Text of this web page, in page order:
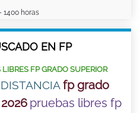
1400 horas
EN FP
LIBRES FP GRADO SUPERIOR
fp grado
pruebas libres fp